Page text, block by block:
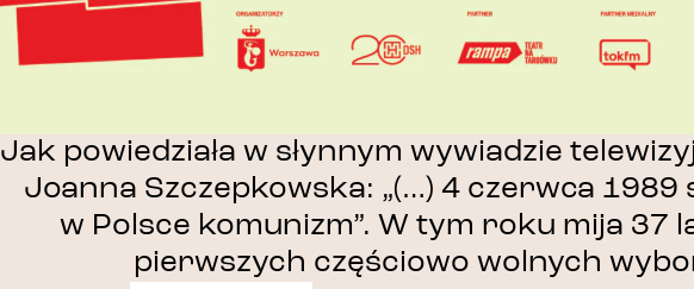
Jak powiedziała w słynnym wywiadzie
Joanna Szczepkowska: „(…) 4 czerwca 1989
w Polsce komunizm”. W tym roku mija 37
pierwszych częściowo wolnych